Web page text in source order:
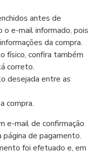
antes de
o e-mail informado, pois
da compra.
físico, confira também
correto.
desejada entre as
compra.
e-mail de confirmação
de pagamento.
foi efetuado e, em